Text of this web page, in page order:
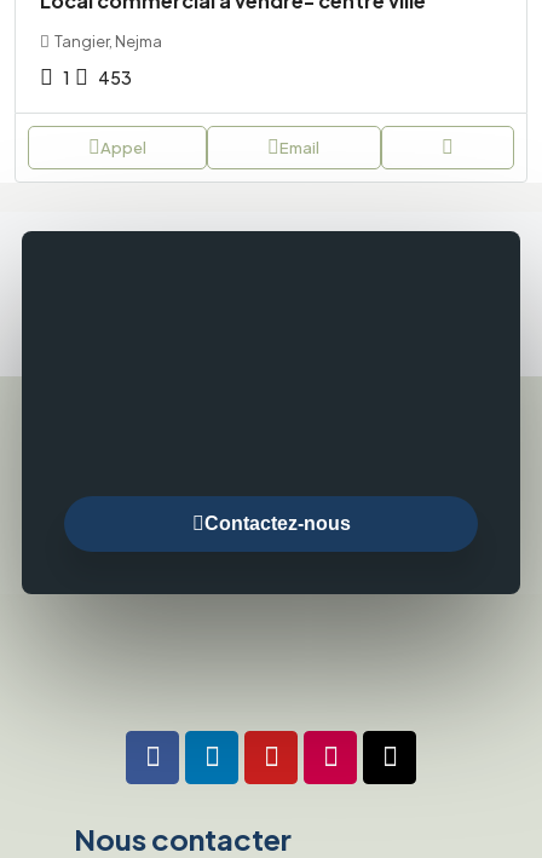
Tangier, Nejma
1 453
Appel Email
Contactez-nous
Nous contacter